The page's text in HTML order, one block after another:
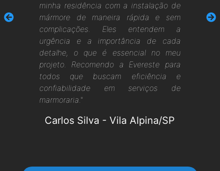
minha residência com a instalação de
mármore de maneira rápida e sem
complicações. Eles entendem a
urgência e a importância de cada
detalhe, o que é essencial no meu
projeto. Recomendo a Evereste para
todos que buscam eficiência e
confiabilidade em serviços de
marmoraria."
Carlos Silva -Vila Alpina/SP